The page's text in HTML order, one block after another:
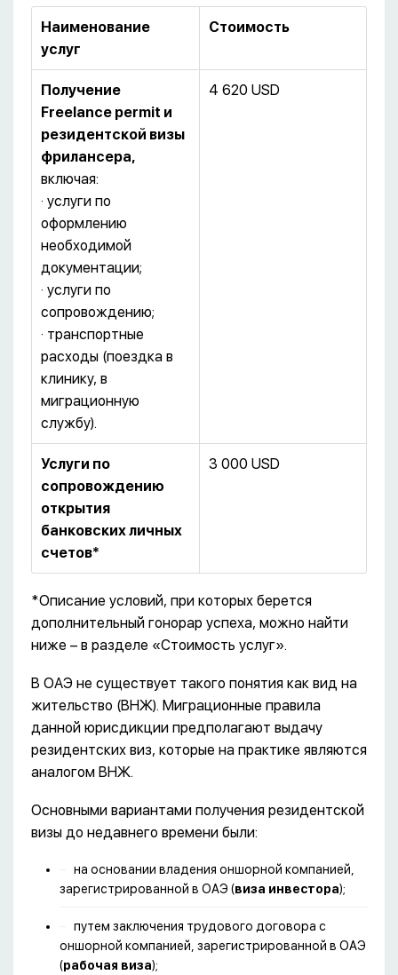
Наименование
услуг
Стоимость
Получение
Freelance permit и
резидентской визы
фрилансера,
включая:
· услуги по
оформлению
необходимой
документации;
· услуги по
сопровождению;
· транспортные
расходы (поездка в
клинику, в
миграционную
службу).
4 620 USD
Услуги по
сопровождению
открытия
банковских личных
счетов*
3 000 USD
*Описание условий, при которых берется
дополнительный гонорар успеха, можно найти
ниже – в разделе «Стоимость услуг».
В ОАЭ не существует такого понятия как вид на
жительство (ВНЖ). Миграционные правила
данной юрисдикции предполагают выдачу
резидентских виз, которые на практике являются
аналогом ВНЖ.
Основными вариантами получения резидентской
визы до недавнего времени были:
на основании владения оншорной компанией,
зарегистрированной в ОАЭ (виза инвестора);
путем заключения трудового договора с
оншорной компанией, зарегистрированной в ОАЭ
(рабочая виза);